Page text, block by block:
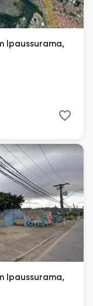
Ipaussurama,
Ipaussurama,